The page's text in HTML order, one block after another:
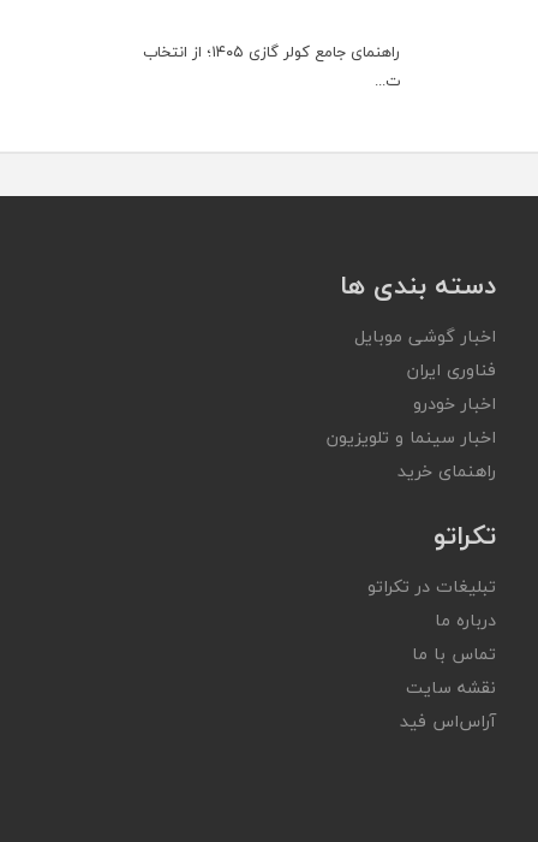
راهنمای جامع کولر گازی ۱۴۰۵؛ از انتخاب
ت...
دسته بندی ها
اخبار گوشی موبایل
فناوری ایران
اخبار خودرو
اخبار سینما و تلویزیون
راهنمای خرید
تکراتو
تبلیغات در تکراتو
درباره ما
تماس با ما
نقشه سایت
آر‌اس‌اس فید